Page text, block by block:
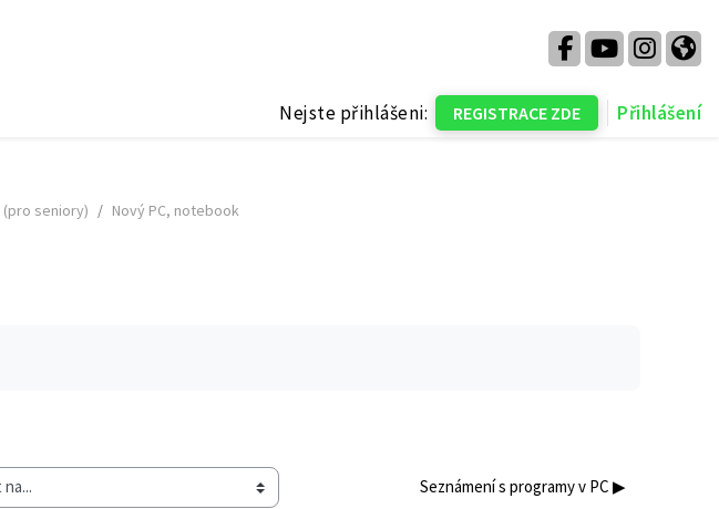
Nejste přihlášeni: REGISTRACE ZDE Přihlášení
seniory) Nový PC, notebook
Seznámení s programy v PC ▶︎